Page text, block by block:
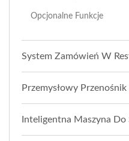
Opcjonalne Funkcje
System Zamówień W
Przemysłowy
Inteligentna Maszyna